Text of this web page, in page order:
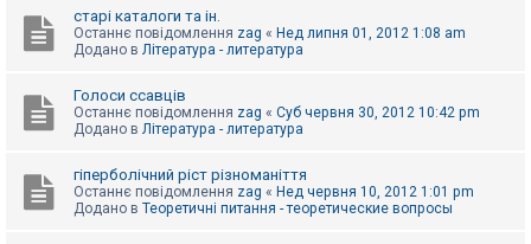
старі каталоги та ін.
Останнє повідомлення zag « Нед липня 01, 2012 1:08 am
Додано в Література - литература
Голоси ссавців
Останнє повідомлення zag « Суб червня 30, 2012 10:42 pm
Додано в Література - литература
гіперболічний ріст різноманіття
Останнє повідомлення zag « Нед червня 10, 2012 1:01 pm
Додано в Теоретичні питання - теоретические вопросы